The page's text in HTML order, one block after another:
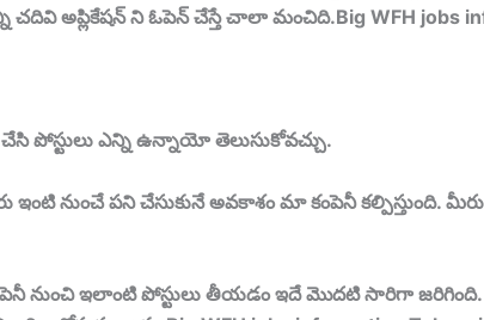
చదివి అప్లికేషన్ ని ఓపెన్ చేస్తే చాలా మంచిది.Big WFH jobs
పోస్టులు ఎన్ని ఉన్నాయో తెలుసుకోవచ్చు.
నుంచే పని చేసుకునే అవకాశం మా కంపెనీ కల్పిస్తుంది.
నుంచి ఇలాంటి పోస్టులు తీయడం ఇదే మొదటి సారిగా జరిగింది.